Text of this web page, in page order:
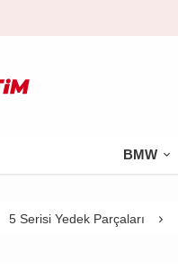
BMW
5 Serisi Yedek Parçaları